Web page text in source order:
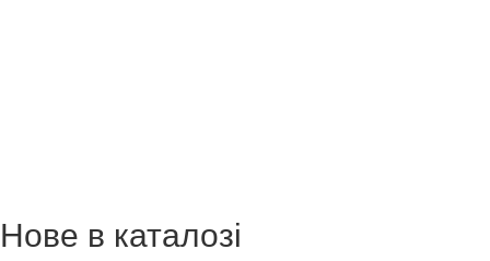
Нове в каталозі